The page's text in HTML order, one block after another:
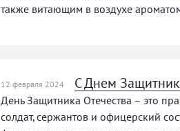
также витающим в воздухе
12 февраля 2024 С Днем
День Защитника Отечества – это
солдат, сержантов и офицерский